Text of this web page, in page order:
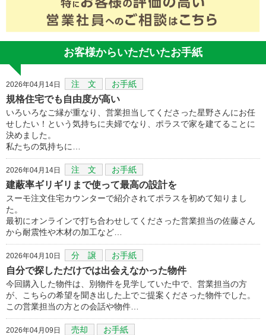
お客様からいただいたお手紙
2026年04月14日 注 文 お手紙
規格住宅でも自由度が高い
いろいろなご縁が重なり、営業担当してくださった星野さんにお任
せしたい！という気持ちに夫婦でなり、ポラスで家を建てることに
決めました。
私たちの気持ちに…
2026年04月14日 注 文 お手紙
建蔽率ギリギリまで使って最高の設計を
スーモ注文住宅カウンターで紹介されてポラスを初めて知りまし
た。
最初にオンラインで打ち合わせしてくださった営業担当の佐藤さん
から耐震性や木材の加工など…
2026年04月10日 分 譲 お手紙
自分で探しただけでは出会えなかった物件
今回購入した物件は、別物件を見学していた中で、営業担当の方
が、こちらの希望を聞き出した上でご提案くださった物件でした。
この営業担当の方との会話や物件…
2026年04月09日 売却 お手紙